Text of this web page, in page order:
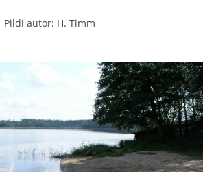
Pildi autor: H. Timm